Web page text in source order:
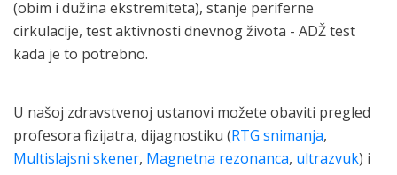
(obim i dužina ekstremiteta), stanje periferne
cirkulacije, test aktivnosti dnevnog života - ADŽ test
kada je to potrebno.
U našoj zdravstvenoj ustanovi možete obaviti pregled
profesora fizijatra, dijagnostiku (RTG snimanja,
Multislajsni skener, Magnetna rezonanca, ultrazvuk) i